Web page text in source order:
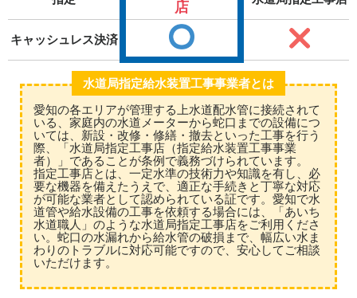
店
キャッシュレス決済
水道局指定給水装置工事事業者とは
愛知の各エリアが管理する上水道配水管に接続されて
いる、家庭内の水道メーターから蛇口までの設備につ
いては、新設・改修・修繕・撤去といった工事を行う
際、「水道局指定工事店（指定給水装置工事事業
者）」であることが条例で義務づけられています。
指定工事店とは、一定水準の技術力や知識を有し、必
要な機器を備えたうえで、適正な手続きと丁寧な対応
が可能な業者として認められている証です。愛知で水
道管や給水設備の工事を依頼する場合には、「あいち
水道職人」のような水道局指定工事店をご利用くださ
い。蛇口の水漏れから給水管の破損まで、幅広い水ま
わりのトラブルに対応可能ですので、安心してご相談
いただけます。